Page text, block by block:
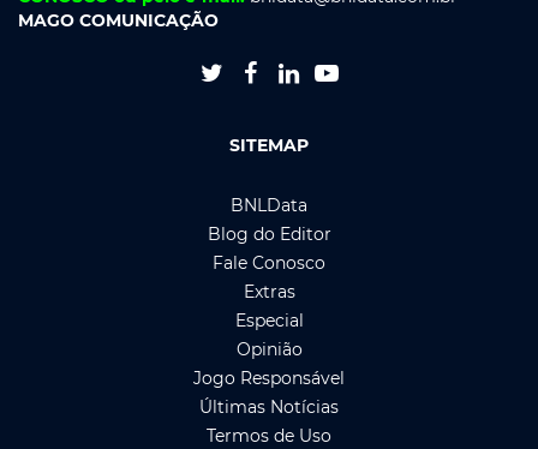
MAGO COMUNICAÇÃO
   
SITEMAP
BNLData
Blog do Editor
Fale Conosco
Extras
Especial
Opinião
Jogo Responsável
Últimas Notícias
Termos de Uso